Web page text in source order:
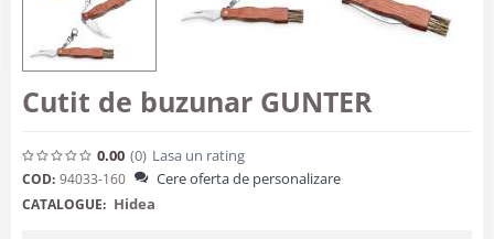
Cutit de buzunar GUNTER
0.00 (0) Lasa un rating
COD: 94033-160 Cere oferta de personalizare
CATALOGUE: Hidea